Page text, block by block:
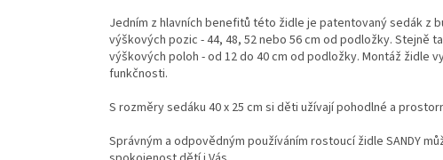
Jedním z hlavních benefitů této židle je patentovaný sedák z
výškových pozic - 44, 48, 52 nebo 56 cm od podložky. Stejně
výškových poloh - od 12 do 40 cm od podložky. Montáž židle
funkčnosti.
S rozměry sedáku 40 x 25 cm si děti užívají pohodlné a
Správným a odpovědným používáním rostoucí židle SANDY